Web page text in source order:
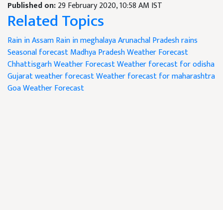
Published on:29 February 2020, 10:58 AM IST
Related Topics
Rain in AssamRain in meghalayaArunachal Pradesh rains
Seasonal forecastMadhya Pradesh Weather Forecast
Chhattisgarh Weather ForecastWeather forecast for odisha
Gujarat weather forecastWeather forecast for maharashtra
Goa Weather Forecast